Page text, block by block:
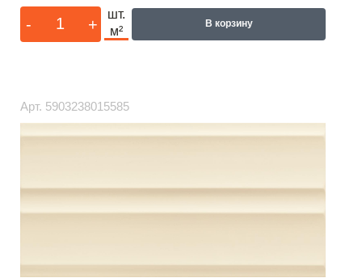
- +
шт.
м²
В корзину
Арт. 5903238015585